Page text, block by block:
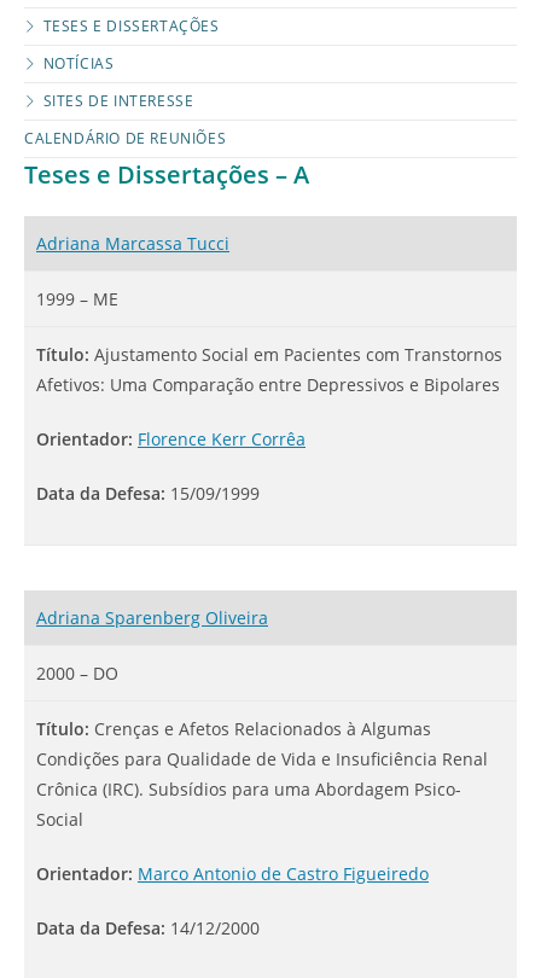
TESES E DISSERTAÇÕES
NOTÍCIAS
SITES DE INTERESSE
CALENDÁRIO DE REUNIÕES
Teses e Dissertações – A
Adriana Marcassa Tucci
1999 – ME
Título: Ajustamento Social em Pacientes com Transtornos
Afetivos: Uma Comparação entre Depressivos e Bipolares
Orientador: Florence Kerr Corrêa
Data da Defesa: 15/09/1999
Adriana Sparenberg Oliveira
2000 – DO
Título: Crenças e Afetos Relacionados à Algumas
Condições para Qualidade de Vida e Insuficiência Renal
Crônica (IRC). Subsídios para uma Abordagem Psico-
Social
Orientador: Marco Antonio de Castro Figueiredo
Data da Defesa: 14/12/2000